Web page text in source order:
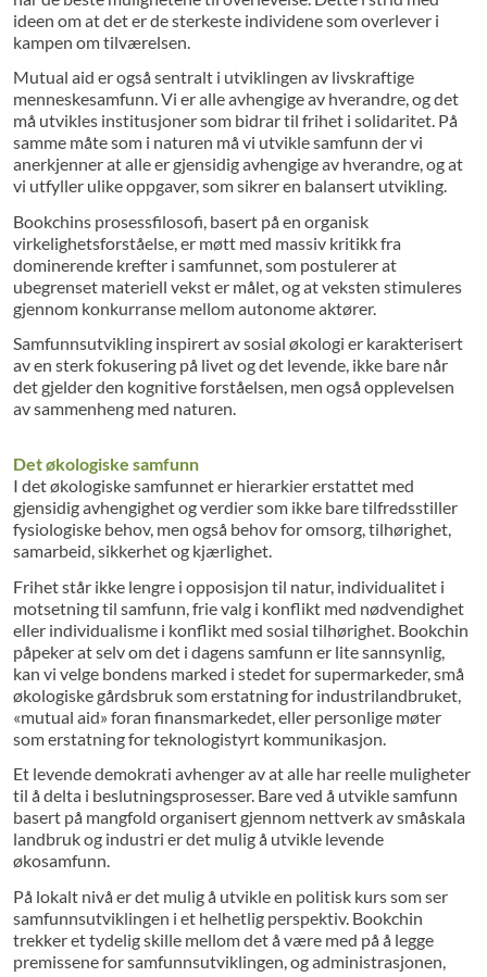
ideen om at det er de sterkeste individene som overlever i
kampen om tilværelsen.
Mutual aid er også sentralt i utviklingen av livskraftige
menneskesamfunn. Vi er alle avhengige av hverandre, og det
må utvikles institusjoner som bidrar til frihet i solidaritet. På
samme måte som i naturen må vi utvikle samfunn der vi
anerkjenner at alle er gjensidig avhengige av hverandre, og at
vi utfyller ulike oppgaver, som sikrer en balansert utvikling.
Bookchins prosessfilosofi, basert på en organisk
virkelighetsforståelse, er møtt med massiv kritikk fra
dominerende krefter i samfunnet, som postulerer at
ubegrenset materiell vekst er målet, og at veksten stimuleres
gjennom konkurranse mellom autonome aktører.
Samfunnsutvikling inspirert av sosial økologi er karakterisert
av en sterk fokusering på livet og det levende, ikke bare når
det gjelder den kognitive forståelsen, men også opplevelsen
av sammenheng med naturen.
Det økologiske samfunn
I det økologiske samfunnet er hierarkier erstattet med
gjensidig avhengighet og verdier som ikke bare tilfredsstiller
fysiologiske behov, men også behov for omsorg, tilhørighet,
samarbeid, sikkerhet og kjærlighet.
Frihet står ikke lengre i opposisjon til natur, individualitet i
motsetning til samfunn, frie valg i konflikt med nødvendighet
eller individualisme i konflikt med sosial tilhørighet. Bookchin
påpeker at selv om det i dagens samfunn er lite sannsynlig,
kan vi velge bondens marked i stedet for supermarkeder, små
økologiske gårdsbruk som erstatning for industrilandbruket,
«mutual aid» foran finansmarkedet, eller personlige møter
som erstatning for teknologistyrt kommunikasjon.
Et levende demokrati avhenger av at alle har reelle muligheter
til å delta i beslutningsprosesser. Bare ved å utvikle samfunn
basert på mangfold organisert gjennom nettverk av småskala
landbruk og industri er det mulig å utvikle levende
økosamfunn.
På lokalt nivå er det mulig å utvikle en politisk kurs som ser
samfunnsutviklingen i et helhetlig perspektiv. Bookchin
trekker et tydelig skille mellom det å være med på å legge
premissene for samfunnsutviklingen, og administrasjonen,